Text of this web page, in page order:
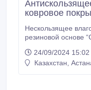
ковровое
Нескользящее
резиновой основе
общественных
покрытий
24/09/2024 15:02
Казахстан,